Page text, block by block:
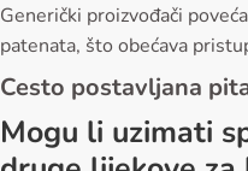
Generički proizvođači
patenata, što obećava
Cesto postavljana
Mogu li uzimati